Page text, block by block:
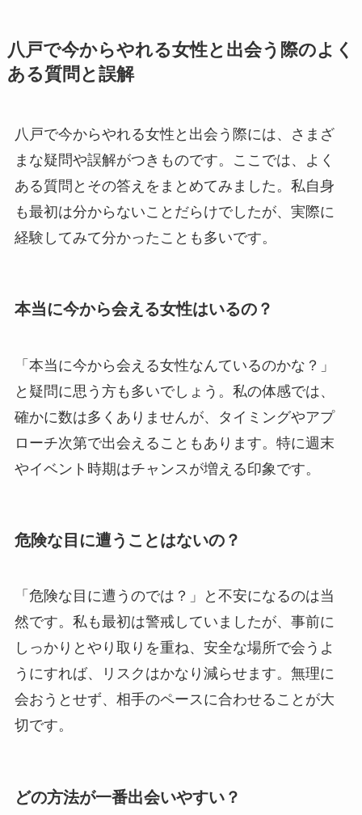
八戸で今からやれる女性と出会う際のよく
ある質問と誤解
八戸で今からやれる女性と出会う際には、さまざ
まな疑問や誤解がつきものです。ここでは、よく
ある質問とその答えをまとめてみました。私自身
も最初は分からないことだらけでしたが、実際に
経験してみて分かったことも多いです。
本当に今から会える女性はいるの？
「本当に今から会える女性なんているのかな？」
と疑問に思う方も多いでしょう。私の体感では、
確かに数は多くありませんが、タイミングやアプ
ローチ次第で出会えることもあります。特に週末
やイベント時期はチャンスが増える印象です。
危険な目に遭うことはないの？
「危険な目に遭うのでは？」と不安になるのは当
然です。私も最初は警戒していましたが、事前に
しっかりとやり取りを重ね、安全な場所で会うよ
うにすれば、リスクはかなり減らせます。無理に
会おうとせず、相手のペースに合わせることが大
切です。
どの方法が一番出会いやすい？